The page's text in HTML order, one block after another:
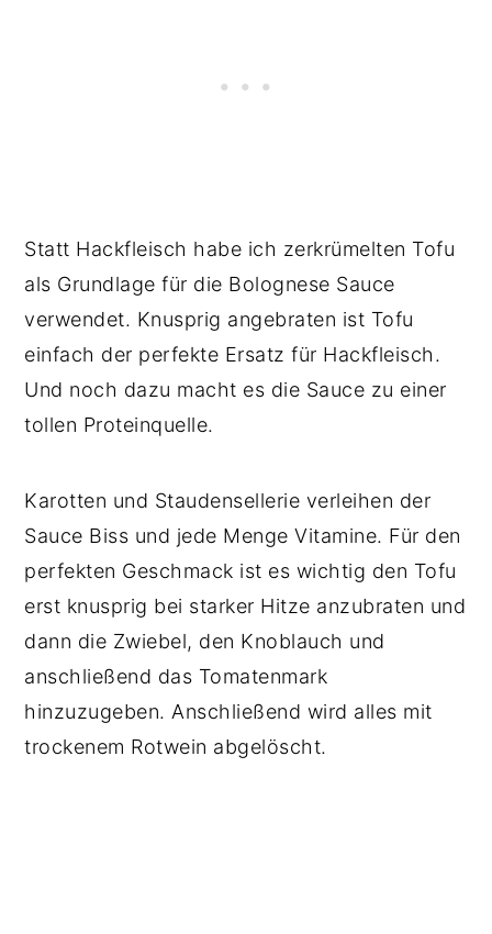
Statt Hackfleisch habe ich zerkrümelten Tofu
als Grundlage für die Bolognese Sauce
verwendet. Knusprig angebraten ist Tofu
einfach der perfekte Ersatz für Hackfleisch.
Und noch dazu macht es die Sauce zu einer
tollen Proteinquelle.
Karotten und Staudensellerie verleihen der
Sauce Biss und jede Menge Vitamine. Für den
perfekten Geschmack ist es wichtig den Tofu
erst knusprig bei starker Hitze anzubraten und
dann die Zwiebel, den Knoblauch und
anschließend das Tomatenmark
hinzuzugeben. Anschließend wird alles mit
trockenem Rotwein abgelöscht.